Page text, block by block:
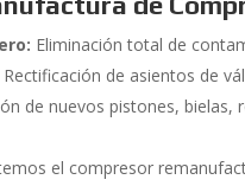
Eliminación total de
Rectificación de asientos de
de nuevos pistones,
el compresor